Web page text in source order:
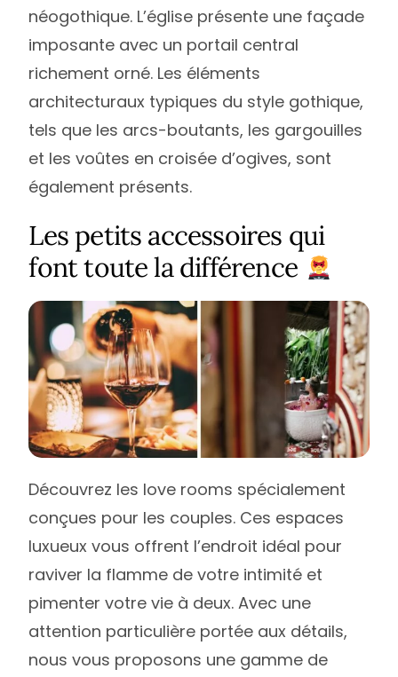
néogothique. L’église présente une façade
imposante avec un portail central
richement orné. Les éléments
architecturaux typiques du style gothique,
tels que les arcs-boutants, les gargouilles
et les voûtes en croisée d’ogives, sont
également présents.
Les petits accessoires qui
font toute la différence
Découvrez les love rooms spécialement
conçues pour les couples. Ces espaces
luxueux vous offrent l’endroit idéal pour
raviver la flamme de votre intimité et
pimenter votre vie à deux. Avec une
attention particulière portée aux détails,
nous vous proposons une gamme de